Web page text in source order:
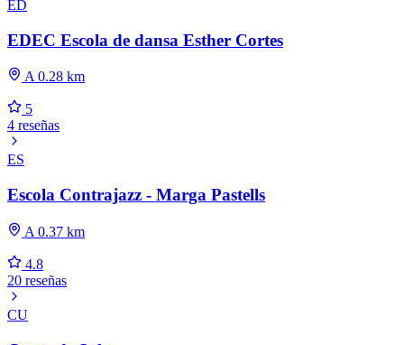
ED
EDEC Escola de dansa Esther Cortes
A 0.28 km
5
4 reseñas
ES
Escola Contrajazz - Marga Pastells
A 0.37 km
4.8
20 reseñas
CU